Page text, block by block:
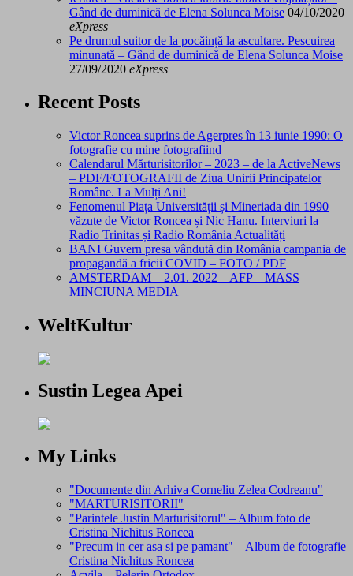
Gând de duminică de Elena Solunca Moise 04/10/2020
eXpress
Pe drumul suitor de la pocăință la ascultare. Pescuirea
minunată – Gând de duminică de Elena Solunca Moise
27/09/2020 eXpress
Recent Posts
Victor Roncea suprins de Agerpres în 13 iunie 1990: O
fotografie cu mine fotografiind
Calendarul Mărturisitorilor – 2023 – de la ActiveNews
– PDF/FOTOGRAFII de Ziua Unirii Principatelor
Române. La Mulți Ani!
Fenomenul Piața Universității și Mineriada din 1990
văzute de Victor Roncea și Nic Hanu. Interviuri la
Radio Trinitas și Radio România Actualități
BANI Guvern presa vândută din România campania de
propagandă a fricii COVID – FOTO / PDF
AMSTERDAM – 2.01. 2022 – AFP – MASS
MINCIUNA MEDIA
WeltKultur
Sustin Legea Apei
My Links
"Documente din Arhiva Corneliu Zelea Codreanu"
"MARTURISITORII"
"Parintele Justin Marturisitorul" – Album foto de
Cristina Nichitus Roncea
"Precum in cer asa si pe pamant" – Album de fotografie
Cristina Nichitus Roncea